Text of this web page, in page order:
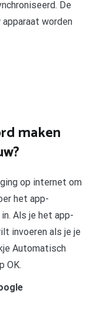
De
apparaat worden
maken
op internet om
het app-
Als je het app-
invoeren als je je
Automatisch
OK.